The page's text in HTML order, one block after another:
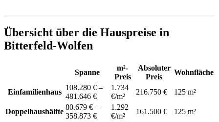
Übersicht über die Hauspreise in
Bitterfeld-Wolfen
Spanne
m²-
Preis
Absoluter
Preis
Wohnfläche
Einfamilienhaus
108.280 € –
481.646 €
1.734
€/m²
216.750 € 125 m²
Doppelhaushälfte
80.679 € –
358.873 €
1.292
€/m²
161.500 € 125 m²